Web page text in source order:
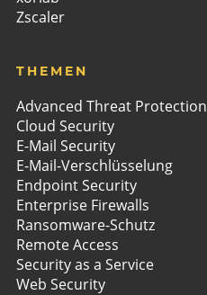
Zscaler
THEMEN
Advanced Threat Protection
Cloud Security
E-Mail Security
E-Mail-Verschlüsselung
Endpoint Security
Enterprise Firewalls
Ransomware-Schutz
Remote Access
Security as a Service
Web Security